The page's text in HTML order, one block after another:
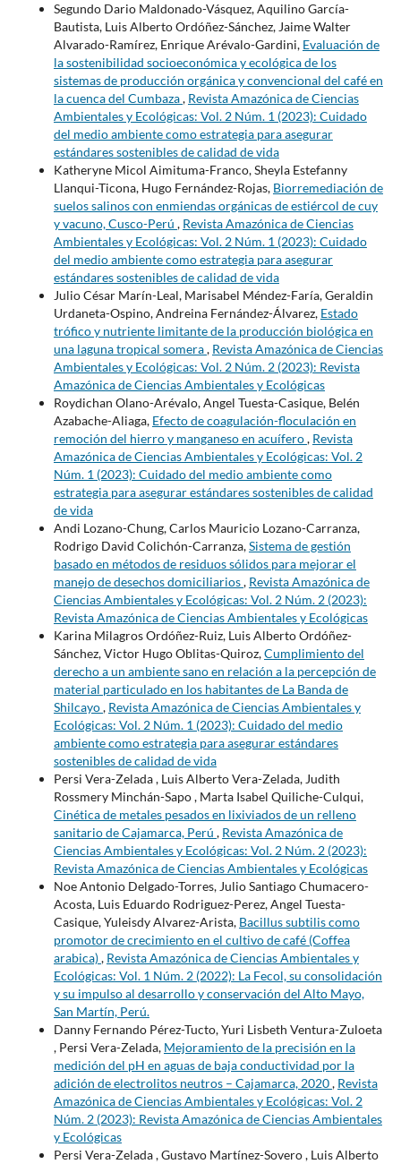
Segundo Dario Maldonado-Vásquez, Aquilino García-
Bautista, Luis Alberto Ordóñez-Sánchez, Jaime Walter
Alvarado-Ramírez, Enrique Arévalo-Gardini, Evaluación de
la sostenibilidad socioeconómica y ecológica de los
sistemas de producción orgánica y convencional del café en
la cuenca del Cumbaza, Revista Amazónica de Ciencias
Ambientales y Ecológicas: Vol. 2 Núm. 1 (2023): Cuidado
del medio ambiente como estrategia para asegurar
estándares sostenibles de calidad de vida
Katheryne Micol Aimituma-Franco, Sheyla Estefanny
Llanqui-Ticona, Hugo Fernández-Rojas, Biorremediación de
suelos salinos con enmiendas orgánicas de estiércol de cuy
y vacuno, Cusco-Perú , Revista Amazónica de Ciencias
Ambientales y Ecológicas: Vol. 2 Núm. 1 (2023): Cuidado
del medio ambiente como estrategia para asegurar
estándares sostenibles de calidad de vida
Julio César Marín-Leal, Marisabel Méndez-Faría, Geraldin
Urdaneta-Ospino, Andreina Fernández-Álvarez, Estado
trófico y nutriente limitante de la producción biológica en
una laguna tropical somera, Revista Amazónica de Ciencias
Ambientales y Ecológicas: Vol. 2 Núm. 2 (2023): Revista
Amazónica de Ciencias Ambientales y Ecológicas
Roydichan Olano-Arévalo, Angel Tuesta-Casique, Belén
Azabache-Aliaga, Efecto de coagulación-floculación en
remoción del hierro y manganeso en acuífero, Revista
Amazónica de Ciencias Ambientales y Ecológicas: Vol. 2
Núm. 1 (2023): Cuidado del medio ambiente como
estrategia para asegurar estándares sostenibles de calidad
de vida
Andi Lozano-Chung, Carlos Mauricio Lozano-Carranza,
Rodrigo David Colichón-Carranza,Sistema de gestión
basado en métodos de residuos sólidos para mejorar el
manejo de desechos domiciliarios, Revista Amazónica de
Ciencias Ambientales y Ecológicas: Vol. 2 Núm. 2 (2023):
Revista Amazónica de Ciencias Ambientales y Ecológicas
Karina Milagros Ordóñez-Ruiz, Luis Alberto Ordóñez-
Sánchez, Victor Hugo Oblitas-Quiroz,Cumplimiento del
derecho a un ambiente sano en relación a la percepción de
material particulado en los habitantes de La Banda de
Shilcayo, Revista Amazónica de Ciencias Ambientales y
Ecológicas: Vol. 2 Núm. 1 (2023): Cuidado del medio
ambiente como estrategia para asegurar estándares
sostenibles de calidad de vida
Persi Vera-Zelada , Luis Alberto Vera-Zelada, Judith
Rossmery Minchán-Sapo , Marta Isabel Quiliche-Culqui,
Cinética de metales pesados en lixiviados de un relleno
sanitario de Cajamarca, Perú , Revista Amazónica de
Ciencias Ambientales y Ecológicas: Vol. 2 Núm. 2 (2023):
Revista Amazónica de Ciencias Ambientales y Ecológicas
Noe Antonio Delgado-Torres, Julio Santiago Chumacero-
Acosta, Luis Eduardo Rodriguez-Perez, Angel Tuesta-
Casique, Yuleisdy Alvarez-Arista, Bacillus subtilis como
promotor de crecimiento en el cultivo de café (Coffea
arabica), Revista Amazónica de Ciencias Ambientales y
Ecológicas: Vol. 1 Núm. 2 (2022): La Fecol, su consolidación
y su impulso al desarrollo y conservación del Alto Mayo,
San Martín, Perú.
Danny Fernando Pérez-Tucto, Yuri Lisbeth Ventura-Zuloeta
, Persi Vera-Zelada, Mejoramiento de la precisión en la
medición del pH en aguas de baja conductividad por la
adición de electrolitos neutros – Cajamarca, 2020, Revista
Amazónica de Ciencias Ambientales y Ecológicas: Vol. 2
Núm. 2 (2023): Revista Amazónica de Ciencias Ambientales
y Ecológicas
Persi Vera-Zelada , Gustavo Martínez-Sovero , Luis Alberto